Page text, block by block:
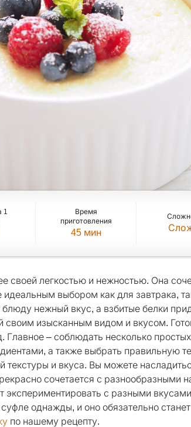
1
Время
приготовления
45 мин
легкостью и нежностью. Она
выбором как для завтрака,
нежный вкус, а взбитые белки
своим изысканным видом и вкусом.
Главное – соблюдать несколько
а также выбрать правильную
текстуры и вкуса. Вы можете
сочетается с разнообразными
с разными
суфле однажды, и оно обязательно
по нашему рецепту.